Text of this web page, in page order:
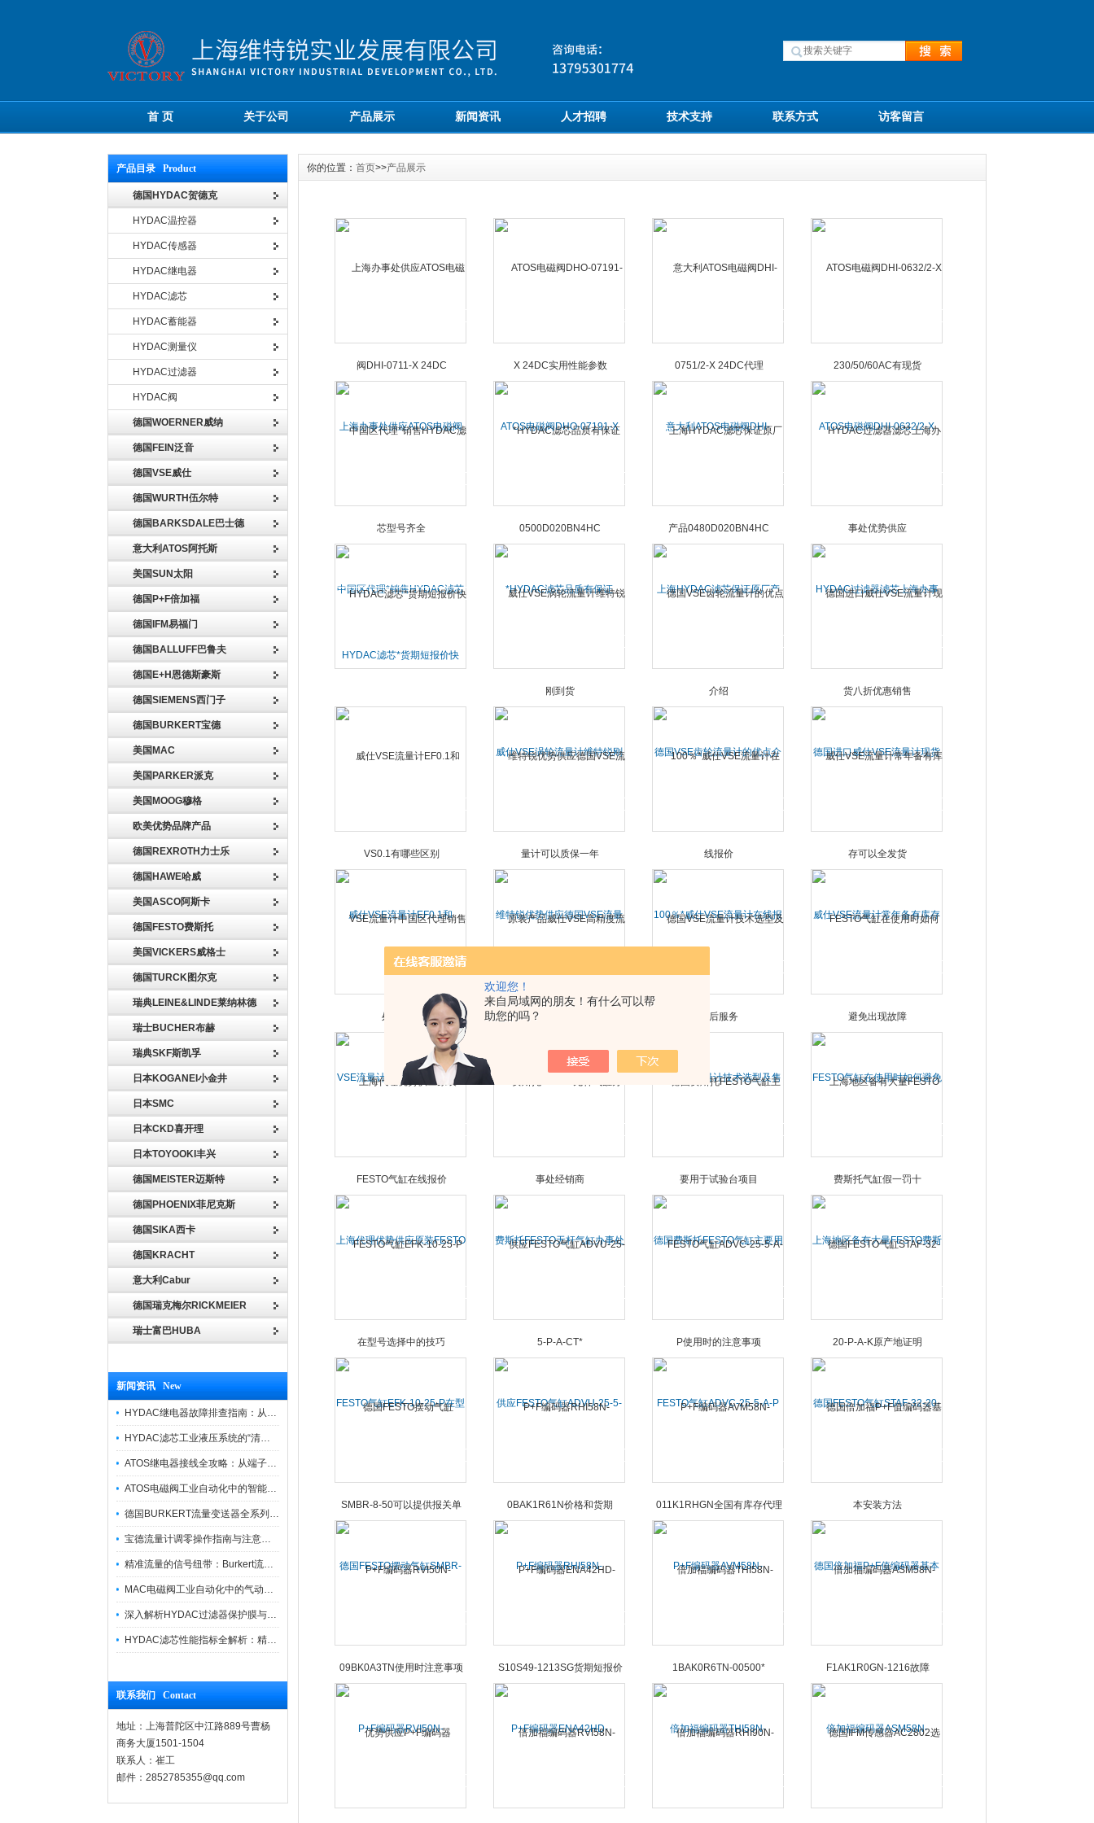
欢迎您！
来自局域网的朋友！有什么可以帮
助您的吗？
首 页 关于公司 产品展示 新闻资讯 人才招聘 技术支持 联系方式 访客留言
产品目录 Product
德国HYDAC贺德克
HYDAC温控器
HYDAC传感器
HYDAC继电器
HYDAC滤芯
HYDAC蓄能器
HYDAC测量仪
HYDAC过滤器
HYDAC阀
德国WOERNER威纳
德国FEIN泛音
德国VSE威仕
德国WURTH伍尔特
德国BARKSDALE巴士德
意大利ATOS阿托斯
美国SUN太阳
德国P+F倍加福
德国IFM易福门
德国BALLUFF巴鲁夫
德国E+H恩德斯豪斯
德国SIEMENS西门子
德国BURKERT宝德
美国MAC
美国PARKER派克
美国MOOG穆格
欧美优势品牌产品
德国REXROTH力士乐
德国HAWE哈威
美国ASCO阿斯卡
德国FESTO费斯托
美国VICKERS威格士
德国TURCK图尔克
瑞典LEINE&LINDE莱纳林德
瑞士BUCHER布赫
瑞典SKF斯凯孚
日本KOGANEI小金井
日本SMC
日本CKD喜开理
日本TOYOOKI丰兴
德国MEISTER迈斯特
德国PHOENIX菲尼克斯
德国SIKA西卡
德国KRACHT
意大利Cabur
德国瑞克梅尔RICKMEIER
瑞士富巴HUBA
新闻资讯 New
HYDAC继电器故障排查指南：从“无信号”到“误动作”的实战修复逻辑
HYDAC滤芯工业液压系统的“清道夫”与守护者
ATOS继电器接线全攻略：从端子识别到安全操作
ATOS电磁阀工业自动化中的智能开关
德国BURKERT流量变送器全系列优势供应
宝德流量计调零操作指南与注意事项
精准流量的信号纽带：Burkert流量计接线指南
MAC电磁阀工业自动化中的气动指挥官
深入解析HYDAC过滤器保护膜与质量防护技术
HYDAC滤芯性能指标全解析：精度、寿命与可靠性的工业级标准
联系我们 Contact
地址：上海普陀区中江路889号曹杨
商务大厦1501-1504
联系人：崔工
邮件：2852785355@qq.com
你的位置： 首页>>产品展示
上海办事处供应ATOS电磁阀
ATOS电磁阀DHO-07191-X
意大利ATOS电磁阀DHI-
ATOS电磁阀DHI-0632/2-X
中国区代理*销售HYDAC滤芯
*HYDAC滤芯品质有保证
上海HYDAC滤芯保证原厂产
HYDAC过滤器滤芯上海办事
HYDAC滤芯*货期短报价快
威仕VSE涡轮流量计维特锐刚
德国VSE齿轮流量计的优点介
德国进口威仕VSE流量计现货
威仕VSE流量计EF0.1和
维特锐优势供应德国VSE流量
100％*威仕VSE流量计在线报
威仕VSE流量计常年备有库存
VSE流量计中国区代理销售处
德国VSE流量计技术选型及售
FESTO气缸在使用时如何避免
上海代理优势供应原装FESTO
费斯托FESTO无杆气缸办事处
德国费斯托FESTO气缸主要用
上海地区备有大量FESTO费斯
FESTO气缸EFK-10-25-P在型
供应FESTO气缸ADVU-25-5-
FESTO气缸ADVC-25-5-A-P
德国FESTO气缸STAF-32-20-
德国FESTO摆动气缸SMBR-
P+F编码器RHI58N-
P+F编码器AVM58N-
德国倍加福P+F值编码器基本
P+F编码器RVI50N-
P+F编码器ENA42HD-
倍加福编码器THI58N-
倍加福编码器ASM58N-